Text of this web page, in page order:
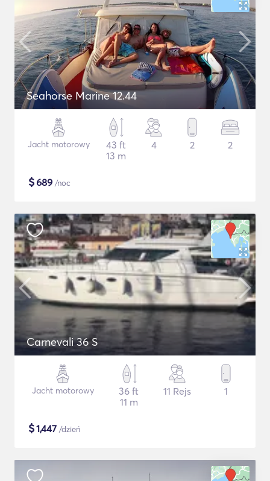
Seahorse Marine 12.44
Jacht motorowy
43 ft
13 m
4 2 2
$689 /noc
Carnevali 36 S
Jacht motorowy
36 ft
11 m
11 Rejs 1
$1,447 /dzień